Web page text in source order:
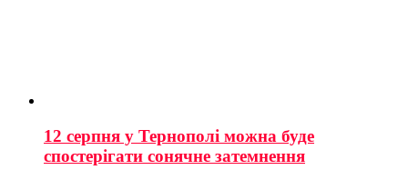
12 серпня у Тернополі можна буде
спостерігати сонячне затемнення